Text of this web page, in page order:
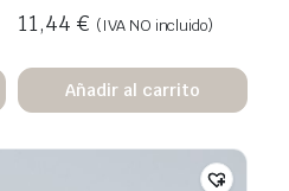
11,44 € (IVA NO incluido)
Añadir al carrito